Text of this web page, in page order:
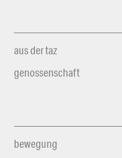
aus der taz
genossenschaft
bewegung